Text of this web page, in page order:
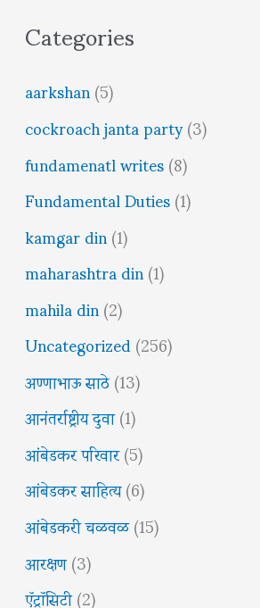
Categories
aarkshan(5)
cockroach janta party(3)
fundamenatl writes(8)
Fundamental Duties(1)
kamgar din(1)
maharashtra din(1)
mahila din(2)
Uncategorized(256)
अण्णाभाऊ साठे(13)
आनंतर्राष्ट्रीय दुवा(1)
आंबेडकर परिवार(5)
आंबेडकर साहित्य(6)
आंबेडकरी चळवळ(15)
आरक्षण(3)
ऍट्रॉसिटी(2)